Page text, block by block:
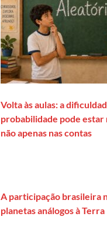
Volta às aulas: a
probabilidade pode estar
não apenas nas contas
A participação brasileira
planetas análogos à Terra